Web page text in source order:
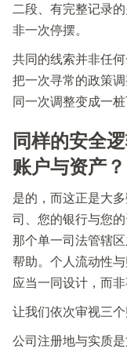
二段、有完整记录
非一次停摆。
共同的线索并非任
把一次寻常的政策
同一次调整变成一桩
同样的安全
账户与资产？
是的，而这正是大
司、您的银行与您
那个单一司法管辖
帮助。个人流动性
应当一同设计，而非
让我们依次审视三个
公司注册地与实质